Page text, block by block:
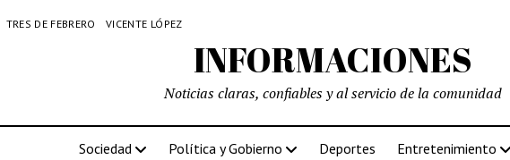
TRES DE FEBRERO VICENTE LÓPEZ
INFORMACIONES
Noticias claras, confiables y al servicio de la comunidad
Sociedad Política y Gobierno Deportes Entretenimiento